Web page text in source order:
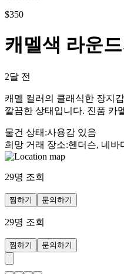
$350
캐멜색 라운
2달 전
캐멜 컬러의 클래식한 장지
깔끔한 상태입니다. 진품 카
물건 상태 :사용감 있음
희망 거래 장소:헨더슨, 네바
29명 조회
찜하기 문의하기
29명 조회
찜하기 문의하기